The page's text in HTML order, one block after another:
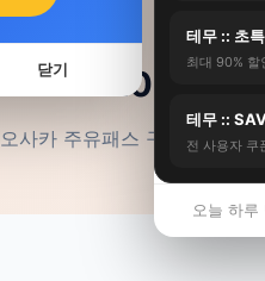
2026년
오사카 주유패스 구매, 무료입
테무 :: 초
최대 90% 할
테무 ::
전 사용자 쿠
오늘 하루
닫기